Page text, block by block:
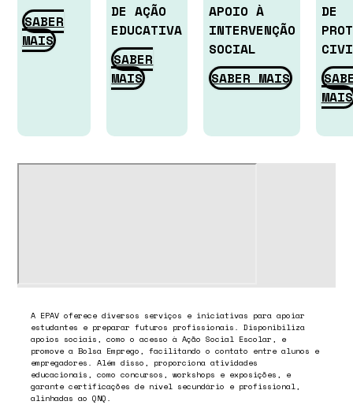
SABER
MAIS
DE AÇÃO
EDUCATIVA
SABER
MAIS
APOIO À
INTERVENÇÃO
SOCIAL
SABER MAIS
DE
MAIS
A EPAV oferece diversos serviços e iniciativas para apoiar
estudantes e preparar futuros profissionais. Disponibiliza
apoios sociais, como o acesso à Ação Social Escolar, e
promove a Bolsa Emprego, facilitando o contato entre alunos e
empregadores. Além disso, proporciona atividades
educacionais, como concursos, workshops e exposições, e
garante certificações de nível secundário e profissional,
alinhadas ao QNQ.